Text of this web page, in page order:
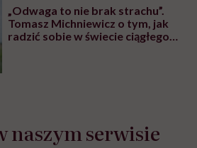
„Odwaga to nie brak strachu”.
Tomasz Michniewicz o tym, jak
radzić sobie w świecie ciągłego
naszym serwisie